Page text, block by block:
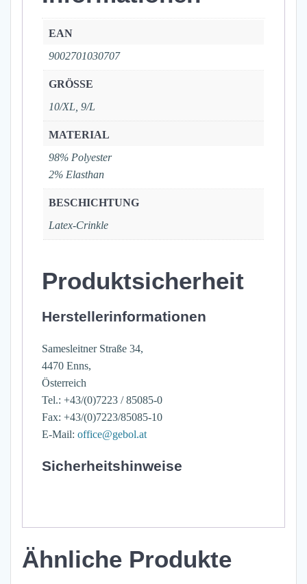
EAN
9002701030707
GRÖSSE
10/XL, 9/L
MATERIAL
98% Polyester
2% Elasthan
BESCHICHTUNG
Latex-Crinkle
Produktsicherheit
Herstellerinformationen
Samesleitner Straße 34,
4470 Enns,
Österreich
Tel.: +43/(0)7223 / 85085-0
Fax: +43/(0)7223/85085-10
E-Mail: office@gebol.at
Sicherheitshinweise
Ähnliche Produkte